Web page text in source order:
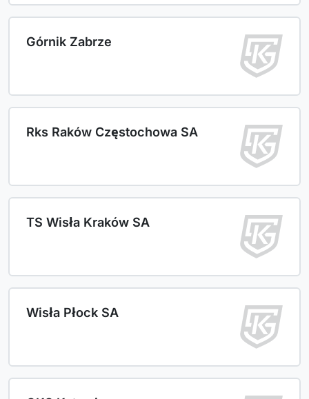
Górnik Zabrze
Rks Raków Częstochowa SA
TS Wisła Kraków SA
Wisła Płock SA